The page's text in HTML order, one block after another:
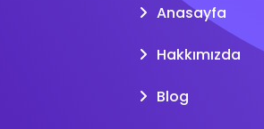
Anasayfa
Hakkımızda
Blog